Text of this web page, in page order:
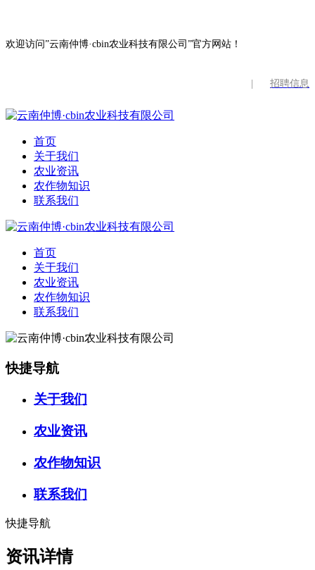
欢迎访问”云南仲博·cbin农业科技有限公司”官方网站！
招聘信息
首页
关于我们
农业资讯
农作物知识
联系我们
首页
关于我们
农业资讯
农作物知识
联系我们
快捷导航
关于我们
农业资讯
农作物知识
联系我们
快捷导航
资讯详情